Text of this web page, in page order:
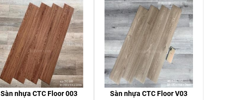
Sàn nhựa CTC Floor 003
Sàn nhựa CTC Floor V03